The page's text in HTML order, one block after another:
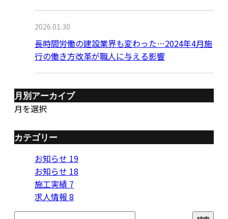
2026.01.30
長時間労働の建設業界も変わった…2024年4月施
行の働き方改革が職人に与える影響
月別アーカイブ
月を選択
カテゴリー
お知らせ 19
お知らせ 18
施工実績 7
求人情報 8